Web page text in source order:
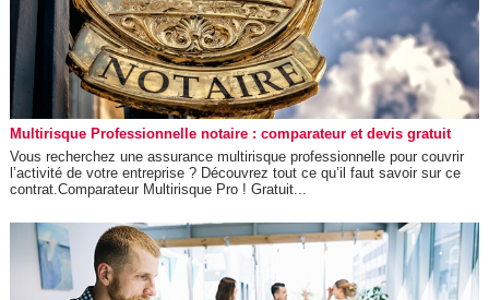
Multirisque Professionnelle notaire : comparateur et devis gratuit
Vous recherchez une assurance multirisque professionnelle pour couvrir
l’activité de votre entreprise ? Découvrez tout ce qu’il faut savoir sur ce
contrat.Comparateur Multirisque Pro ! Gratuit...